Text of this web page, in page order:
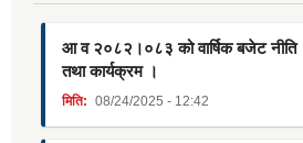
आ व २०८२।०८३ को वार्षिक बजेट नीति
तथा कार्यक्रम ।
मिति: 08/24/2025 - 12:42